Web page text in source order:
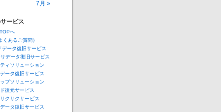
7月 »
ービス
へ
くあるご質問）
データ復旧サービス
データ復旧サービス
ィソリューション
ータ復旧サービス
プソリューション
復元サービス
クサクサービス
ータ復旧サービス